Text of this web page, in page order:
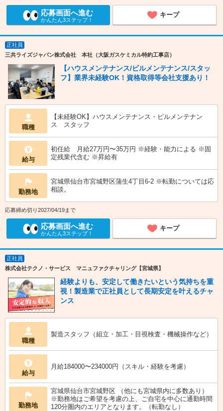
応募画面へ進む
かんたん3ステップ！
キープ
正社員
三共ライズジャパン株式会社 本社（大阪ガスケミカル特約工事店）
【ハウスメンテナンス/ビルメンテナンス/スタッ
フ】業界未経験OK！資格取得等会社支援あり！
職種
【未経験OK】ハウスメンテナンス・ビルメンテナン
ス スタッフ
給与
初任給 月給27万円〜35万円 ※経験・能力による ※固
定残業代含む ※昇給有
勤務地
宮城県仙台市宮城野区蒲生4丁目6-2 ※転勤については応
相談。
応募締め切り2027/04/19まで
応募画面へ進む
かんたん3ステップ！
キープ
正社員
株式会社テクノ・サービス マニュファクチャリング【宮城県】
経験よりも、安定して働きたいという気持ちを重
視！製造業で正社員として長期安定を叶えるチャ
ンス
職種
製造スタッフ（組立・加工・目視検査・機械操作など）
給与
月給184000〜234000円（スキル・経験を考慮）
勤務地
宮城県仙台市宮城野区 （他にも宮城県内に多数あり）
※勤務地はご希望を考慮の上、ご自宅を中心に通勤時間
120分圏内のエリアとなります。（転勤なし）